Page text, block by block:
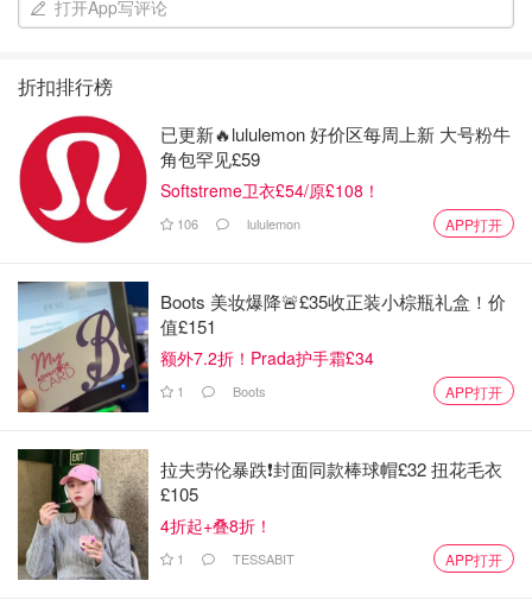
打开App写评论
折扣排行榜
已更新🔥lululemon 好价区每周上新 大号粉牛
角包罕见£59
Softstreme卫衣£54/原£108！
106 lululemon APP打开
Boots 美妆爆降🚨£35收正装小棕瓶礼盒！价
值£151
额外7.2折！Prada护手霜£34
1 Boots APP打开
拉夫劳伦暴跌❗️封面同款棒球帽£32 扭花毛衣
£105
4折起+叠8折！
1 TESSABIT APP打开